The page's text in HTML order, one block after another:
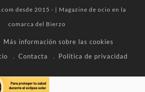
desde 2015 - | Magazine de ocio en la
comarca del Bierzo
Más información sobre las cookies
Contacta Política de privacidad